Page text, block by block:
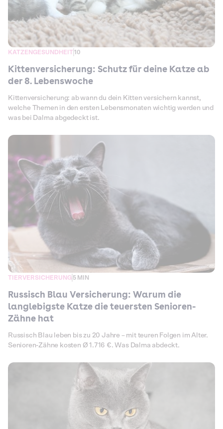
KATZENGESUNDHEIT10
Kittenversicherung: Schutz für deine Katze ab
der 8. Lebenswoche
Kittenversicherung: ab wann du dein Kitten versichern kannst,
welche Themen in den ersten Lebensmonaten wichtig werden und
was bei Dalma abgedeckt ist.
TIERVERSICHERUNG 5 MIN
Russisch Blau Versicherung: Warum die
langlebigste Katze die teuersten Senioren-
Zähne hat
Russisch Blau leben bis zu 20 Jahre – mit teuren Folgen im Alter.
Senioren-Zähne kosten Ø 1.716 €. Was Dalma abdeckt.